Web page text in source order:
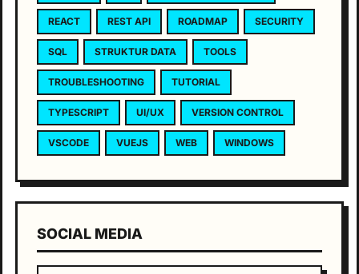
REACT REST API ROADMAP SECURITY
SQL STRUKTUR DATA TOOLS
TROUBLESHOOTING TUTORIAL
TYPESCRIPT UI/UX VERSION CONTROL
VSCODE VUEJS WEB WINDOWS
SOCIAL MEDIA